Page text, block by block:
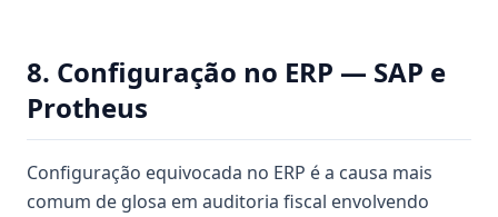
8. Configuração no ERP — SAP e
Protheus
Configuração equivocada no ERP é a causa mais
comum de glosa em auditoria fiscal envolvendo